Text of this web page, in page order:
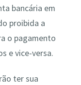
bancária em
proibida a
o pagamento
e vice-versa.
ter sua